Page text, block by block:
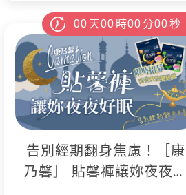
00 天00 時00 分00 秒
告別經期翻身焦慮！［康
乃馨］ 貼馨褲讓妳夜夜好